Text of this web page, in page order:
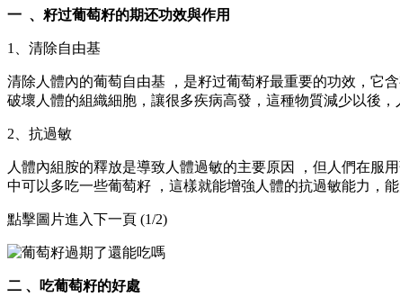
一  、籽过葡萄籽的期还功效與作用
1、清除自由基
清除人體內的葡萄自由基 ，是籽过葡萄籽最重要的功效 ，它
破壞人體的組織細胞，讓很多疾病高發，這種物質減少以後
2、抗過敏
人體內組胺的釋放是導致人體過敏的主要原因 ，但人們在服用
中可以多吃一些葡萄籽 ，這樣就能增強人體的抗過敏能力，
點擊圖片進入下一頁 (1/2)
二 、吃葡萄籽的好處